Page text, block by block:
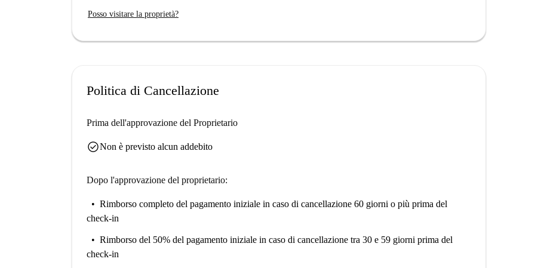
che noleggi effettivamente.
Posso visitare la proprietà?
Politica di Cancellazione
Prima dell'approvazione del Proprietario
check_circleNon è previsto alcun addebito
Dopo l'approvazione del proprietario:
Rimborso completo del pagamento iniziale in caso di cancellazione 60 giorni o più prima del
check-in
Rimborso del 50% del pagamento iniziale in caso di cancellazione tra 30 e 59 giorni prima del
check-in